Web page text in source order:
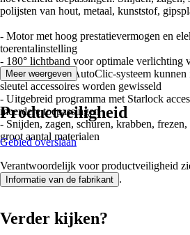
polijsten van hout, metaal, kunststof,
- Motor met hoog prestatievermogen en
toerentalinstelling
- 180° lichtband voor optimale verlichting
- Met het Bosch AutoClic-systeem
sleutel accessoires worden gewisseld
- Uitgebreid programma met Starlock
meerdere toepassingen
- Snijden, zagen, schuren, krabben,
groot aantal materialen
Meer weergeven
Productveiligheid
Gebied overslaan
Verantwoordelijk voor productveiligheid
Informatie van de fabrikant .
Verder kijken?